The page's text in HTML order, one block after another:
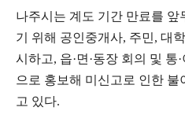
나주시는 계도 기간 만료를 앞
기 위해 공인중개사, 주민, 대
시하고, 읍·면·동장 회의 및 통
으로 홍보해 미신고로 인한
고 있다.